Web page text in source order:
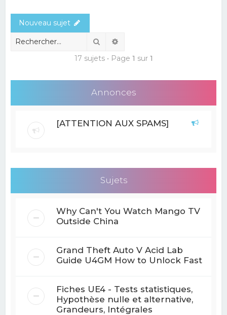
r
Nouveau sujet
Rechercher
17 sujets • Page 1 sur 1
Annonces
[ATTENTION AUX SPAMS]
Sujets
Why Can't You Watch Mango TV
Outside China
Grand Theft Auto V Acid Lab
Guide U4GM How to Unlock Fast
Fiches UE4 - Tests statistiques,
Hypothèse nulle et alternative,
Grandeurs, Intégrales